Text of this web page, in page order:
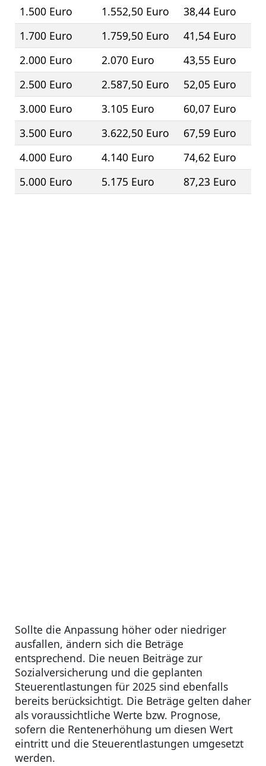
1.500 Euro 1.552,50 Euro
38,44 Euro
1.700 Euro
1.759,50 Euro
41,54 Euro
2.000 Euro
2.070 Euro
43,55 Euro
2.500 Euro
2.587,50 Euro
52,05 Euro
3.000 Euro
3.105 Euro
60,07 Euro
3.500 Euro
3.622,50 Euro
67,59 Euro
4.000 Euro
4.140 Euro
74,62 Euro
5.000 Euro
5.175 Euro 87,23 Euro
Sollte die Anpassung höher oder niedriger
ausfallen, ändern sich die Beträge
entsprechend. Die neuen Beiträge zur
Sozialversicherung und die geplanten
Steuerentlastungen für 2025 sind ebenfalls
bereits berücksichtigt. Die Beträge gelten daher
als voraussichtliche Werte bzw. Prognose,
sofern die Rentenerhöhung um diesen Wert
eintritt und die Steuerentlastungen umgesetzt
werden.